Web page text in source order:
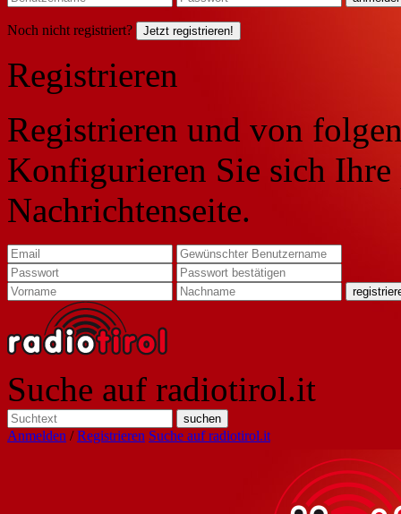
Noch nicht registriert? Jetzt registrieren!
Registrieren
Registrieren und von
Konfigurieren Sie sich
Nachrichtenseite.
Suche auf radiotirol.it
Anmelden /Registrieren Suche auf radiotirol.it